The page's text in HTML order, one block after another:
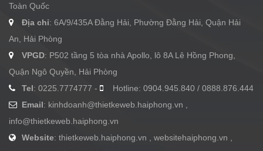
Toàn Quốc
Địa chỉ: 6A/9/435A Đằng Hải, Phường Đằng Hải, Quận Hải
An, Hải Phòng
VPGD: P502 tầng 5 tòa nhà Apollo, lô 8A Lê Hồng Phong,
Quận Ngô Quyền, Hải Phòng
Tel: 0225.7774777 -
Hotline: 0904.945.840 / 0888.876.444
Email: kinhdoanh@thietkeweb.haiphong.vn
info@thietkeweb.haiphong.vn
Website: thietkeweb.haiphong.vn , websitehaiphong.vn ,